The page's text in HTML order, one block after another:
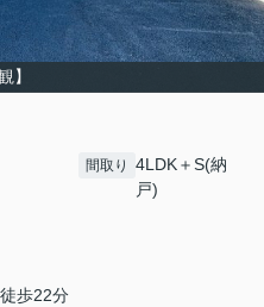
】
間取り
4LDK＋S(納
戸)
徒歩22分